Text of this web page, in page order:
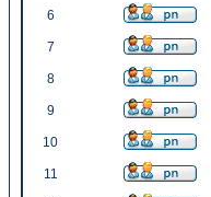
6
7
8
9
10
11